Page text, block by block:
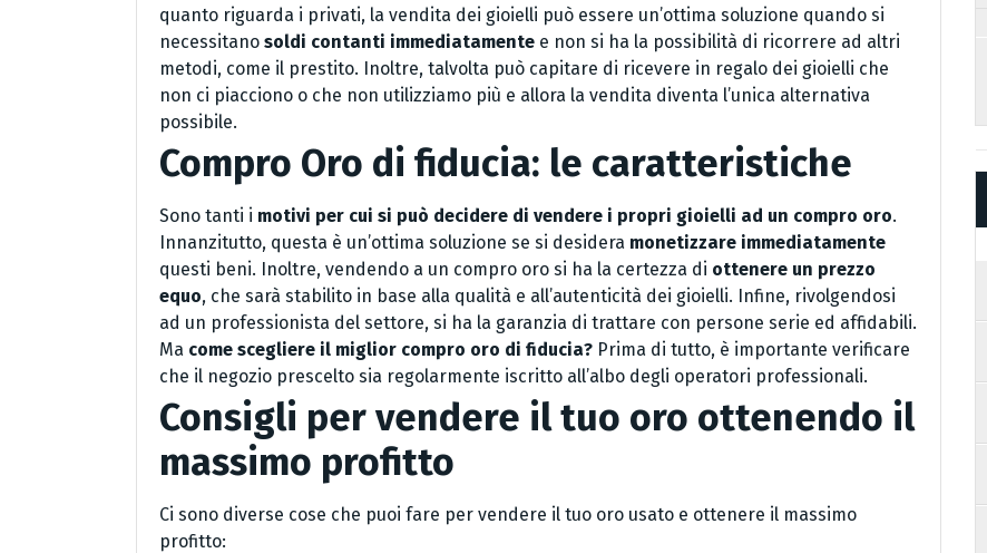
quanto riguarda i privati, la vendita dei gioielli può essere un’ottima soluzione quando si
necessitano soldi contanti immediatamente e non si ha la possibilità di ricorrere ad altri
metodi, come il prestito. Inoltre, talvolta può capitare di ricevere in regalo dei gioielli che
non ci piacciono o che non utilizziamo più e allora la vendita diventa l’unica alternativa
possibile.
Compro Oro di fiducia: le caratteristiche
Sono tanti i motivi per cui si può decidere di vendere i propri gioielli ad un compro oro.
Innanzitutto, questa è un’ottima soluzione se si desidera monetizzare immediatamente
questi beni. Inoltre, vendendo a un compro oro si ha la certezza di ottenere un prezzo
equo, che sarà stabilito in base alla qualità e all’autenticità dei gioielli. Infine, rivolgendosi
ad un professionista del settore, si ha la garanzia di trattare con persone serie ed affidabili.
Ma come scegliere il miglior compro oro di fiducia? Prima di tutto, è importante verificare
che il negozio prescelto sia regolarmente iscritto all’albo degli operatori professionali.
Consigli per vendere il tuo oro ottenendo il
massimo profitto
Ci sono diverse cose che puoi fare per vendere il tuo oro usato e ottenere il massimo
profitto: